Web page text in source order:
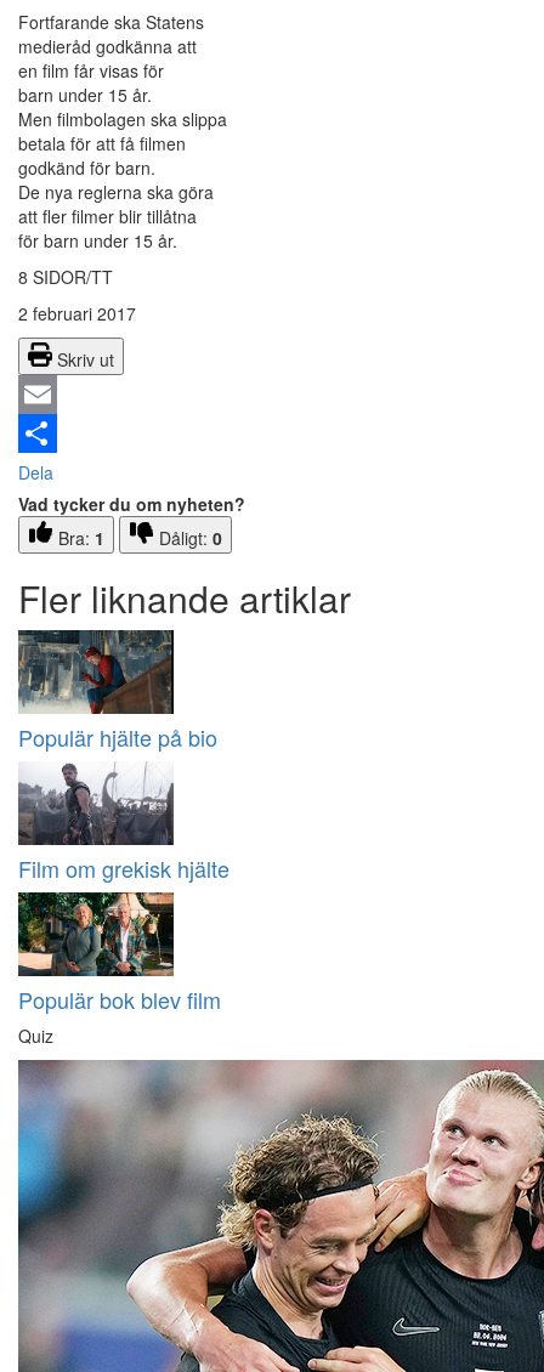
Fortfarande ska Statens
medieråd godkänna att
en film får visas för
barn under 15 år.
Men filmbolagen ska slippa
betala för att få filmen
godkänd för barn.
De nya reglerna ska göra
att fler filmer blir tillåtna
för barn under 15 år.
8 SIDOR/TT
2 februari 2017
Skriv ut
Email
Dela
Vad tycker du om nyheten?
Bra: 1 Dåligt: 0
Fler liknande artiklar
Populär hjälte på bio
Film om grekisk hjälte
Populär bok blev film
Quiz